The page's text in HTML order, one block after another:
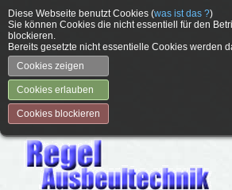
Diese Webseite benutzt Cookies (was ist das ?)
Sie können Cookies die nicht essentiell für den
blockieren.
Bereits gesetzte nicht essentielle Cookies werden
Cookies zeigen
Cookies erlauben
Cookies blockieren